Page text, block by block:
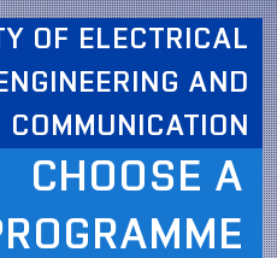
OF ELECTRICAL
AND
COMMUNICATION
CHOOSE A